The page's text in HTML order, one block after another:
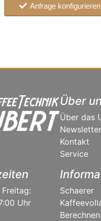
Anfrage konfigurieren
Über
Über das
Newsletter
Kontakt
Service
Uhr
Schaerer